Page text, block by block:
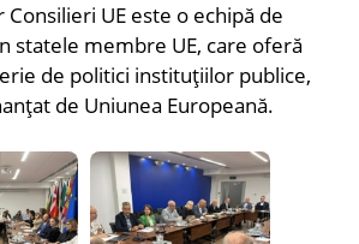
UE este o echipă de
statele membre UE, care oferă
de politici instituțiilor publice,
de Uniunea Europeană.